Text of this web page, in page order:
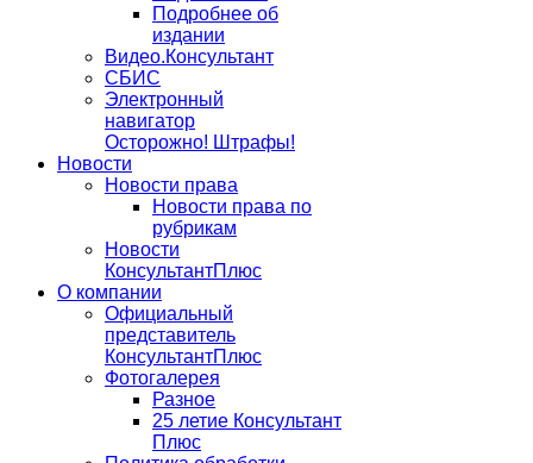
Подробнее об
издании
Видео.Консультант
СБИС
Электронный
навигатор
Осторожно! Штрафы!
Новости
Новости права
Новости права по
рубрикам
Новости
КонсультантПлюс
О компании
Официальный
представитель
КонсультантПлюс
Фотогалерея
Разное
25 летие Консультант
Плюс